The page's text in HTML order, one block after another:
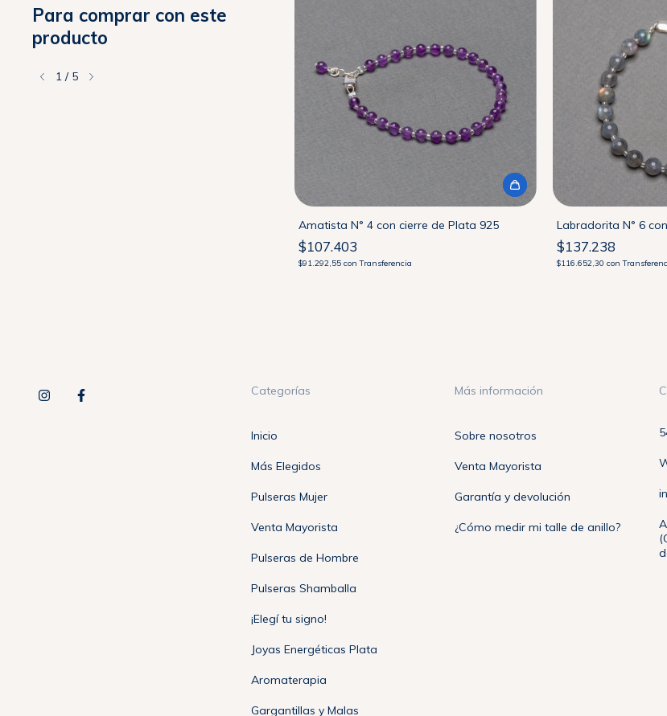
Para comprar con este
producto
1 / 5
Amatista N° 4 con cierre de Plata 925
$107.403
$91.292,55 con Transferencia
Labradorita N° 6
$137.238
$116.652,30 con
Categorías
Inicio
Más Elegidos
Pulseras Mujer
Venta Mayorista
Pulseras de Hombre
Pulseras Shamballa
¡Elegí tu signo!
Joyas Energéticas Plata
Aromaterapia
Gargantillas y Malas
Más información
Sobre nosotros
Venta Mayorista
Garantía y devolución
¿Cómo medir mi talle de anillo?